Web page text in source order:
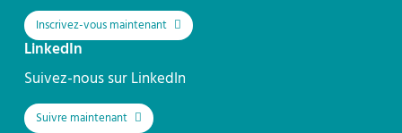
Inscrivez-vous maintenant
LinkedIn
Suivez-nous sur LinkedIn
Suivre maintenant